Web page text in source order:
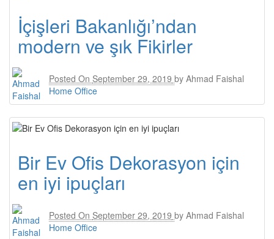
İçişleri Bakanlığı’ndan
modern ve şık Fikirler
Posted On September 29, 2019 by Ahmad Faishal
Home Office
Bir Ev Ofis Dekorasyon için
en iyi ipuçları
Posted On September 29, 2019 by Ahmad Faishal
Home Office